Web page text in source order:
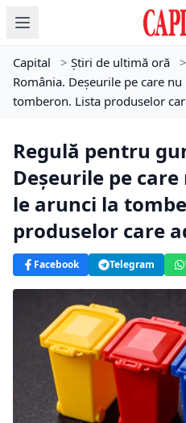
Capital > Știri de ultimă oră >
România. Deșeurile pe care
tomberon. Lista produselor
Regulă pentru
Deșeurile pe
le arunci la
produselor care
Facebook Telegram